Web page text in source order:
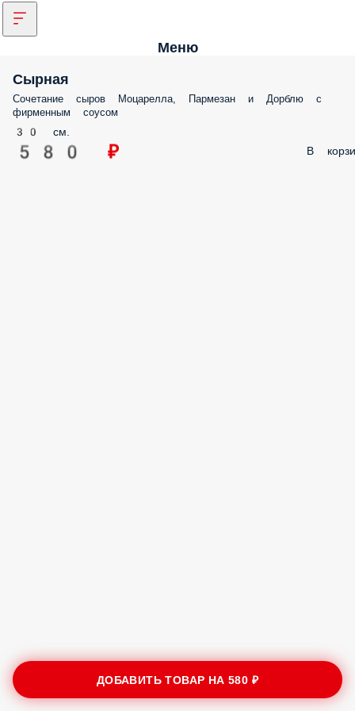
Меню
Сырная
Сочетание сыров Моцарелла, Пармезан и Дорблю с
фирменным соусом
30 см.
580 ₽ В
ДОБАВИТЬ ТОВАР НА580 ₽